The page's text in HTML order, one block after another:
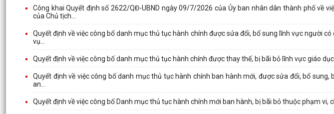
Công khai Quyết định số 2622/QĐ-UBND ngày 09/7/2026 của Ủy ban nhân dân thành phố về
của Chủ tịch...
Quyết định về việc công bố danh mục thủ tục hành chính được sửa đổi, bổ sung lĩnh vực người
vụ...
Quyết định về việc công bố danh mục thủ tục hành chính được thay thế, bị bãi bỏ lĩnh vực giáo
Quyết định về việc công bố danh mục thủ tục hành chính ban hành mới, được sửa đổi, bổ
an...
Quyết định về việc công bố Danh mục thủ tục hành chính mới ban hành, bị bãi bỏ thuộc phạm vi,